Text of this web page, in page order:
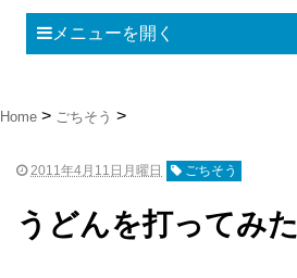
メニューを開く
Home ごちそう
2011年4月11日月曜日 ごちそう
うどんを打ってみた